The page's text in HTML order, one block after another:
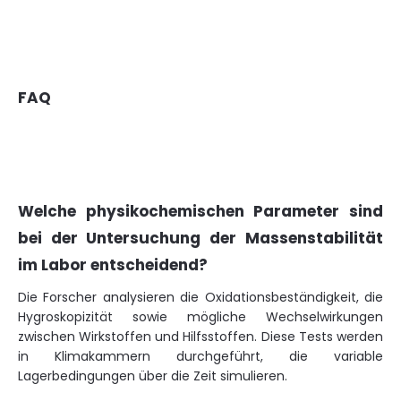
FAQ
Welche physikochemischen Parameter sind
bei der Untersuchung der Massenstabilität
im Labor entscheidend?
Die Forscher analysieren die Oxidationsbeständigkeit, die
Hygroskopizität sowie mögliche Wechselwirkungen
zwischen Wirkstoffen und Hilfsstoffen. Diese Tests werden
in Klimakammern durchgeführt, die variable
Lagerbedingungen über die Zeit simulieren.